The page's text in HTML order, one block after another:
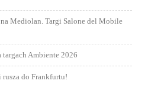
na Mediolan. Targi Salone del Mobile
targach Ambiente 2026
do Frankfurtu!